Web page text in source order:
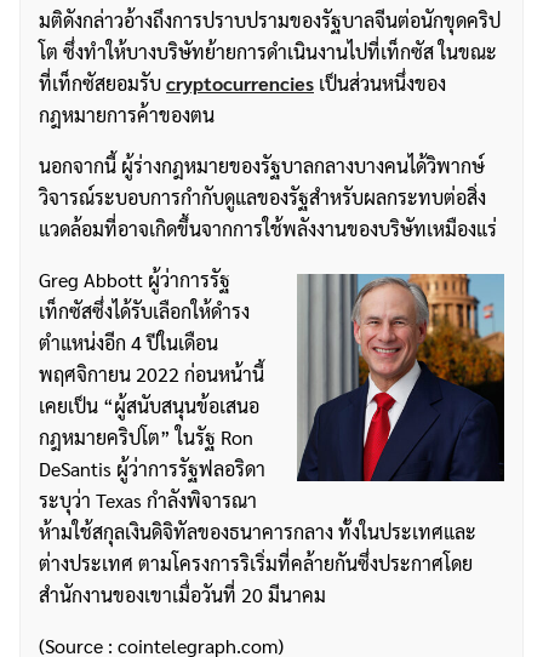
มติดังกล่าวอ้างถึงการปราบปรามของรัฐบาลจีนต่อนักขุดคริป
โต ซึ่งทำให้บางบริษัทย้ายการดำเนินงานไปที่เท็กซัส ในขณะ
ที่เท็กซัสยอมรับcryptocurrencies เป็นส่วนหนึ่งของ
กฎหมายการค้าของตน
นอกจากนี้ ผู้ร่างกฎหมายของรัฐบาลกลางบางคนได้วิพากษ์
วิจารณ์ระบอบการกำกับดูแลของรัฐสำหรับผลกระทบต่อสิ่ง
แวดล้อมที่อาจเกิดขึ้นจากการใช้พลังงานของบริษัทเหมืองแร่
Greg Abbott ผู้ว่าการรัฐ
เท็กซัสซึ่งได้รับเลือกให้ดำรง
ตำแหน่งอีก 4 ปีในเดือน
พฤศจิกายน 2022 ก่อนหน้านี้
เคยเป็น “ผู้สนับสนุนข้อเสนอ
กฎหมายคริปโต” ในรัฐ Ron
DeSantis ผู้ว่าการรัฐฟลอริดา
ระบุว่า Texas กำลังพิจารณา
ห้ามใช้สกุลเงินดิจิทัลของธนาคารกลาง ทั้งในประเทศและ
ต่างประเทศ ตามโครงการริเริ่มที่คล้ายกันซึ่งประกาศโดย
สำนักงานของเขาเมื่อวันที่ 20 มีนาคม
(Source : cointelegraph.com)